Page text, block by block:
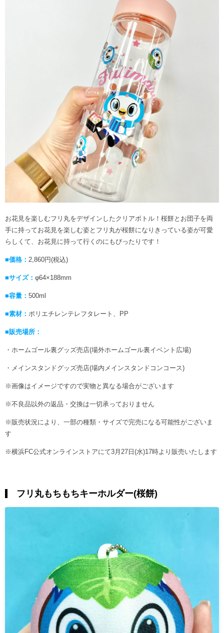
お花見を楽しむフリ丸をデザインしたクリアボトル！桜餅とお団子を両
手に持ってお花見を楽しむ姿とフリ丸が桜餅になりきっている姿が可愛
らしくて、お花見に持って行くのにもぴったりです！
■価格： 2,860円(税込)
■サイズ： φ64×188mm
■容量： 500ml
■素材： ポリエチレンテレフタレート、PP
■販売場所：
・ホームゴール裏グッズ売店(場外ホームゴール裏イベント広場)
・メインスタンドグッズ売店(場内メインスタンドコンコース)
※画像はイメージですので実物と異なる場合がございます
※不良品以外の返品・交換は一切承っておりません
※販売状況により、一部の種類・サイズで完売になる可能性がございま
す
※横浜FC公式オンラインストアにて3月27日(水)17時より販売いたします
フリ丸もちもちキーホルダー(桜餅)